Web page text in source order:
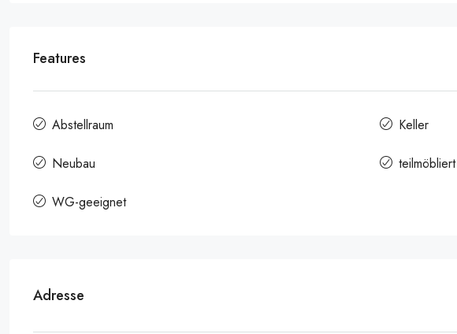
Features
Abstellraum Keller
Neubau teilmöbliert
WG-geeignet
Adresse